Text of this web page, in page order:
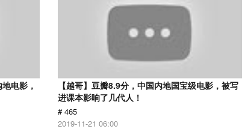
电影，
【越哥】豆瓣8.9分，中国内地国宝级电影，被写
进课本影响了几代人！
# 465
2019-11-21 06:00